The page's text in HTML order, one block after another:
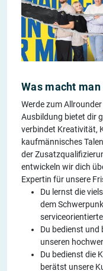
Was macht
Werde zum
Ausbildung bietet dir
verbindet Kreativität,
kaufmännisches
der
entwickeln wir dich
Expertin für unsere
Du lernst die
dem
Du bedienst und
unseren
Du bedienst die
berätst unsere